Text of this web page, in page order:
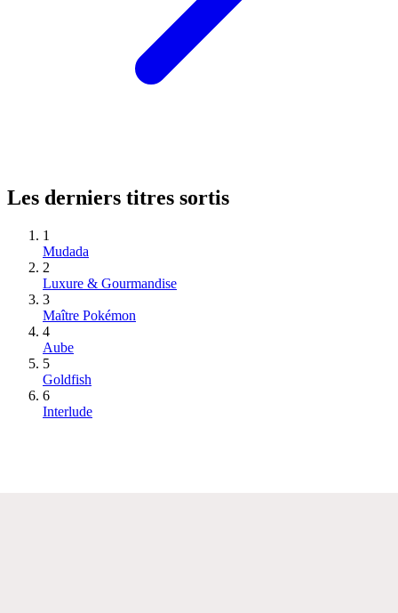
Les derniers titres sortis
1
Mudada
2
Luxure & Gourmandise
3
Maître Pokémon
4
Aube
5
Goldfish
6
Interlude